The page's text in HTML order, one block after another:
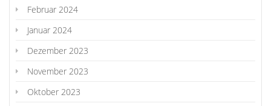
Februar 2024
Januar 2024
Dezember 2023
November 2023
Oktober 2023